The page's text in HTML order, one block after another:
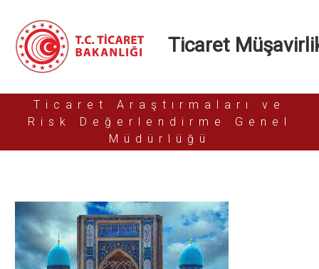
Ticaret
Ticaret Araştırmaları ve
Risk Değerlendirme Genel
Müdürlüğü